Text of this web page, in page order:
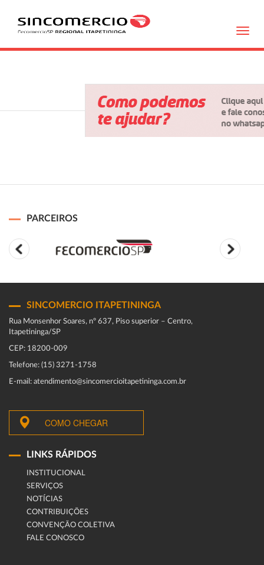
PARCEIROS
SINCOMERCIO ITAPETININGA
Rua Monsenhor Soares, nº 637, Piso superior – Centro,
Itapetininga/SP
CEP: 18200-009
Telefone: (15) 3271-1758
E-mail: atendimento@sincomercioitapetininga.com.br
COMO CHEGAR
LINKS RÁPIDOS
INSTITUCIONAL
SERVIÇOS
NOTÍCIAS
CONTRIBUIÇÕES
CONVENÇÃO COLETIVA
FALE CONOSCO